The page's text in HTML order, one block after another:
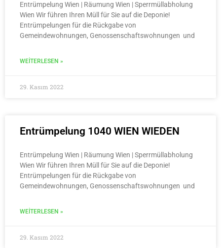
Entrümpelung Wien | Räumung Wien | Sperrmüllabholung
Wien Wir führen Ihren Müll für Sie auf die Deponie!
Entrümpelungen für die Rückgabe von
Gemeindewohnungen, Genossenschaftswohnungen und
WEITERLESEN »
29. Kasım 2022
Entrümpelung 1040 WIEN WIEDEN
Entrümpelung Wien | Räumung Wien | Sperrmüllabholung
Wien Wir führen Ihren Müll für Sie auf die Deponie!
Entrümpelungen für die Rückgabe von
Gemeindewohnungen, Genossenschaftswohnungen und
WEITERLESEN »
29. Kasım 2022